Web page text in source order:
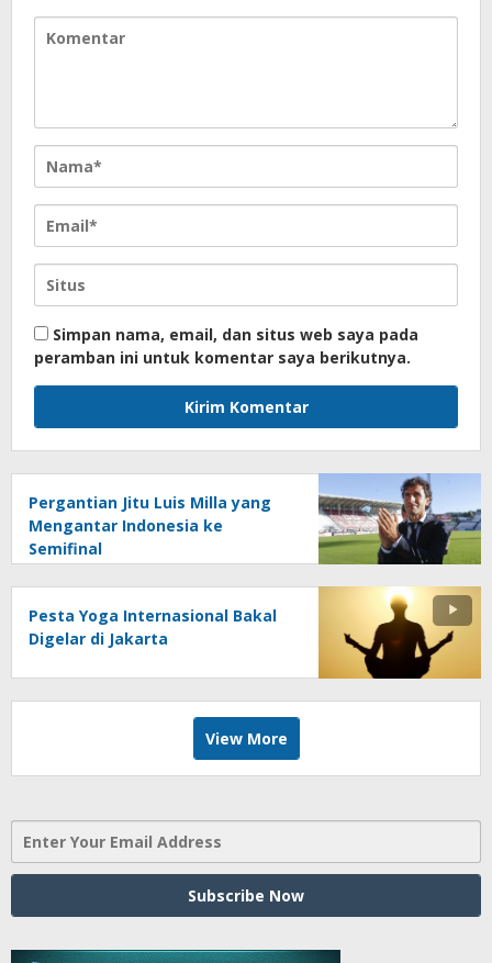
Simpan nama, email, dan situs web saya pada
peramban ini untuk komentar saya berikutnya.
Pergantian Jitu Luis Milla yang
Mengantar Indonesia ke
Semifinal
Pesta Yoga Internasional Bakal
Digelar di Jakarta
View More